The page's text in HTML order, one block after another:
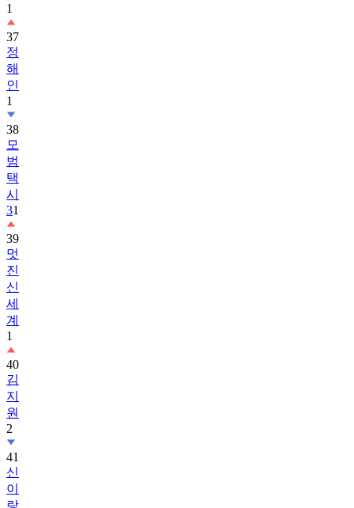
1
37
정
해
인
1
38
모
범
택
시
31
39
멋
진
신
세
계
1
40
김
지
원
2
41
신
이
랑